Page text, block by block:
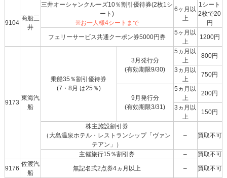
9104
商船三
井
三井オーシャンクルーズ10％割引優待券(2枚1シ
ート)
※お一人様4シートまで
6ヶ月以
上
1シート
2枚で20
円
フェリーサービス共通クーポン券5000円券
5ヶ月以
上
1200円
9173
東海汽
船
乗船35％割引優待券
(7・8月 は25％)
3月発行分
(有効期限9/30)
5ヵ月以
上
800円
3ヵ月以
上
750円
9月発行分
(有効期限3/31)
5ヵ月以
上
200円
3ヵ月以
上
150円
株主施設割引券
（大島温泉ホテル・レストランシップ「ヴァン
テアン」）
– 買取不可
主催旅行15％割引券 –
買取不可
9176
佐渡汽
船
無記名式2点券4ヵ月以上 – 買取不可